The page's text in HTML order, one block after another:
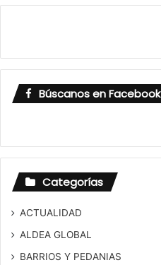
Búscanos en Facebook
Categorías
ACTUALIDAD
ALDEA GLOBAL
BARRIOS Y PEDANIAS